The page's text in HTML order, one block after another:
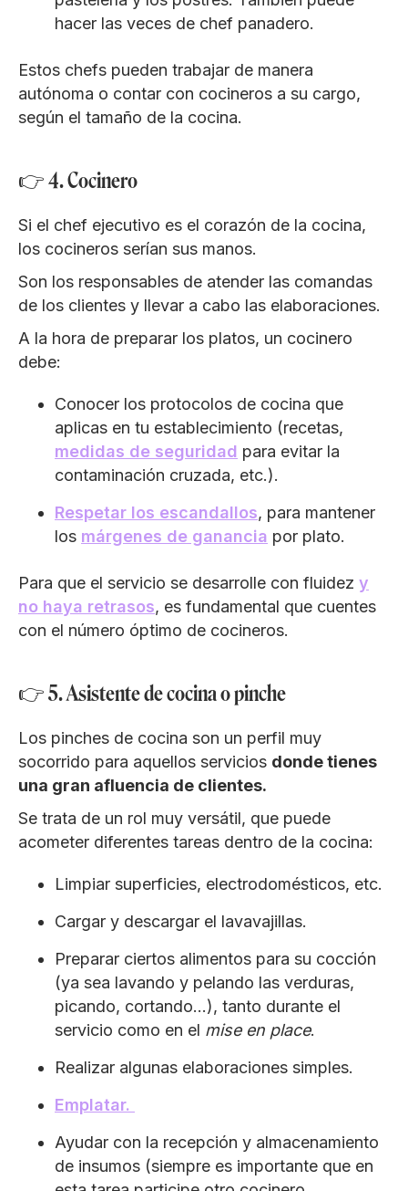
hacer las veces de chef panadero.
Estos chefs pueden trabajar de manera
autónoma o contar con cocineros a su cargo,
según el tamaño de la cocina.
👉 4. Cocinero
Si el chef ejecutivo es el corazón de la cocina,
los cocineros serían sus manos.
Son los responsables de atender las comandas
de los clientes y llevar a cabo las elaboraciones.
A la hora de preparar los platos, un cocinero
debe:
Conocer los protocolos de cocina que
aplicas en tu establecimiento (recetas,
medidas de seguridad para evitar la
contaminación cruzada, etc.).
Respetar los escandallos, para mantener
los márgenes de ganancia por plato.
Para que el servicio se desarrolle con fluidez y
no haya retrasos, es fundamental que cuentes
con el número óptimo de cocineros.
👉 5. Asistente de cocina o pinche
Los pinches de cocina son un perfil muy
socorrido para aquellos servicios donde tienes
una gran afluencia de clientes.
Se trata de un rol muy versátil, que puede
acometer diferentes tareas dentro de la cocina:
Limpiar superficies, electrodomésticos, etc.
Cargar y descargar el lavavajillas.
Preparar ciertos alimentos para su cocción
(ya sea lavando y pelando las verduras,
picando, cortando…), tanto durante el
servicio como en el mise en place.
Realizar algunas elaboraciones simples.
Emplatar.
Ayudar con la recepción y almacenamiento
de insumos (siempre es importante que en